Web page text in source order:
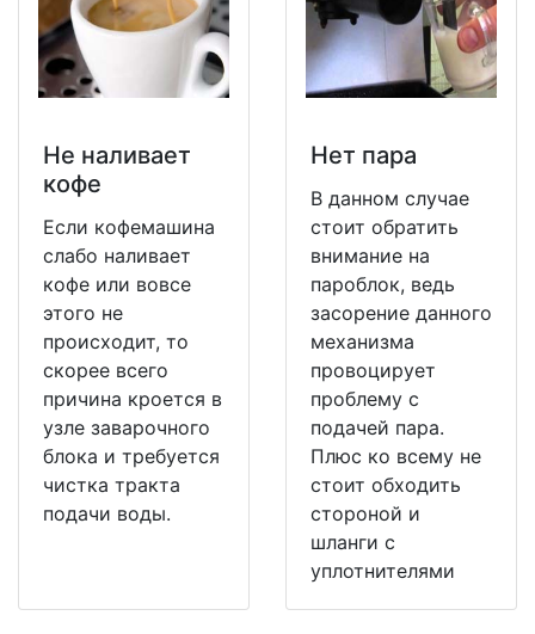
Не наливает
кофе
Если кофемашина
слабо наливает
кофе или вовсе
этого не
происходит, то
скорее всего
причина кроется в
узле заварочного
блока и требуется
чистка тракта
подачи воды.
Нет пара
В данном случае
стоит обратить
внимание на
пароблок, ведь
засорение данного
механизма
провоцирует
проблему с
подачей пара.
Плюс ко всему не
стоит обходить
стороной и
шланги с
уплотнителями